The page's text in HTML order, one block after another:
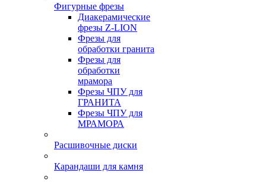
Фигурные фрезы
Диакерамические
фрезы Z-LION
Фрезы для
обработки гранита
Фрезы для
обработки
мрамора
Фрезы ЧПУ для
ГРАНИТА
Фрезы ЧПУ для
МРАМОРА
Расшивочные диски
Карандаши для камня